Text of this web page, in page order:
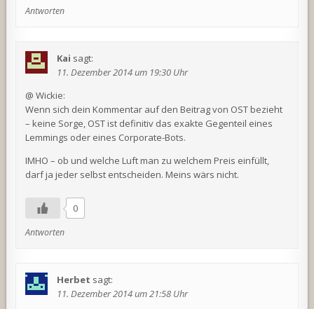
Antworten
Kai sagt:
11. Dezember 2014 um 19:30 Uhr
@ Wickie:
Wenn sich dein Kommentar auf den Beitrag von OST bezieht
– keine Sorge, OST ist definitiv das exakte Gegenteil eines
Lemmings oder eines Corporate-Bots.
IMHO – ob und welche Luft man zu welchem Preis einfüllt,
darf ja jeder selbst entscheiden. Meins wärs nicht.
0
Antworten
Herbet sagt:
11. Dezember 2014 um 21:58 Uhr